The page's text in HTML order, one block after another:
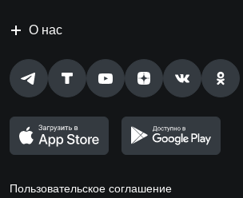
О нас
Пользовательское соглашение